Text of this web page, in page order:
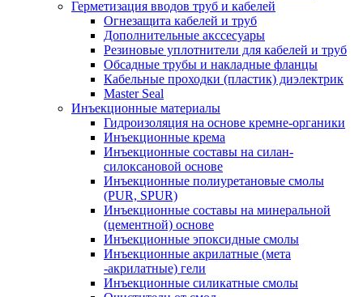
Герметизация вводов труб и кабелей
Огнезащита кабелей и труб
Дополнительные акссесуары
Резиновые уплотнители для кабелей и труб
Обсадные трубы и накладные фланцы
Кабельные проходки (пластик) диэлектрик
Master Seal
Инъекционные материалы
Гидроизоляция на основе кремне-органики
Инъекционные крема
Инъекционные составы на силан-
силоксановой основе
Инъекционные полиуретановые смолы
(PUR, SPUR)
Инъекционные составы на минеральной
(цементной) основе
Инъекционные эпоксидные смолы
Инъекционные акрилатные (мета
-акрилатные) гели
Инъекционные силикатные смолы